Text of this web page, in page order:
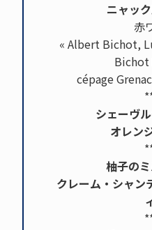
ニャッ
赤
« Albert Bichot,
Bichot
cépage
シェーヴル
オレン
柚子の
クレーム・シャン